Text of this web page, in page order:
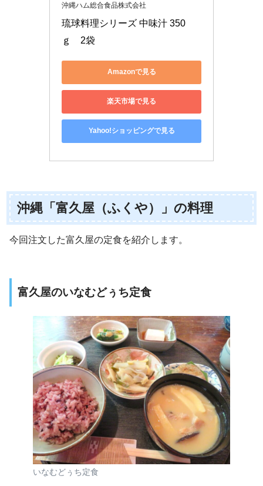
沖縄ハム総合食品株式会社
琉球料理シリーズ 中味汁 350
ｇ　2袋
Amazonで見る
楽天市場で見る
Yahoo!ショッピングで見る
沖縄「富久屋（ふくや）」の料理
今回注文した富久屋の定食を紹介します。
富久屋のいなむどぅち定食
いなむどぅち定食